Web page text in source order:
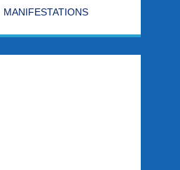
MANIFESTATIONS